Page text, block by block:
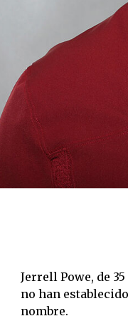
Jerrell Powe, de
no han
nombre.